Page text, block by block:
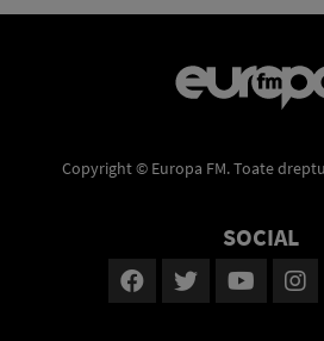
Copyright © Europa FM. Toate
SOCIAL